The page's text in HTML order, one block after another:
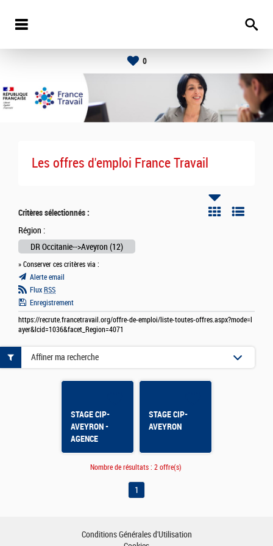
0
Les offres d'emploi France Travail
Critères sélectionnés :
Région :
DR Occitanie-->Aveyron (12)
» Conserver ces critères via :
Alerte email
Flux RSS
Enregistrement
https://recrute.francetravail.org/offre-de-emploi/liste-toutes-offres.aspx?mode=l
ayer&lcid=1036&facet_Region=4071
STAGE CIP-
AVEYRON -
AGENCE
MILLAU
STAGE CIP-
AVEYRON
Affiner ma recherche
Nombre de résultats : 2 offre(s)
1
Conditions Générales d'Utilisation